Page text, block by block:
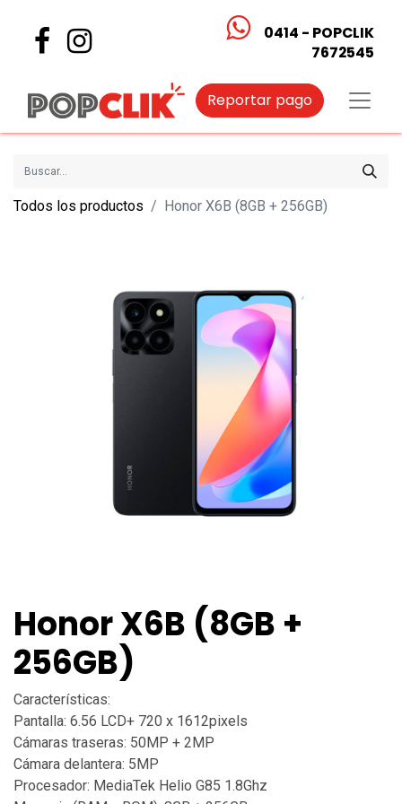
0414 - POPCLIK
7672545
Reportar pago
Todos los productos Honor X6B (8GB + 256GB)
Honor X6B (8GB +
256GB)
Características:
Pantalla: 6.56 LCD+ 720 x 1612pixels
Cámaras traseras: 50MP + 2MP
Cámara delantera: 5MP
Procesador: MediaTek Helio G85 1.8Ghz